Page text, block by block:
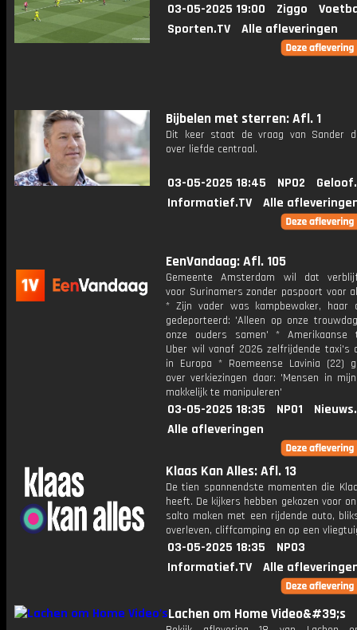
03-05-2025 19:00 Ziggo
Sporten.TV
Alle afleveringen
Bijbelen met sterren: Afl. 1
Dit keer staat de vraag van Sander
over liefde centraal.
03-05-2025 18:45 NPO2
Informatief.TV
Alle
EenVandaag: Afl. 105
Gemeente Amsterdam wil dat
voor Surinamers zonder paspoort voor
* Zijn vader was kampbewaker, haar
gedeporteerd: 'Alleen op onze
onze ouders samen' * Amerikaanse
Uber wil vanaf 2026 zelfrijdende taxi's
in Europa * Roemeense Lavinia (22)
over verkiezingen daar: 'Mensen in
makkelijk te manipuleren'
03-05-2025 18:35 NPO1
Alle afleveringen
Klaas Kan Alles: Afl. 13
De tien spannendste momenten die
heeft. De kijkers hebben gekozen voor
salto maken met een rijdende auto,
overleven, cliffcamping en op een
03-05-2025 18:35
NPO3
Informatief.TV
Alle
Lachen om Home Video&#39;s